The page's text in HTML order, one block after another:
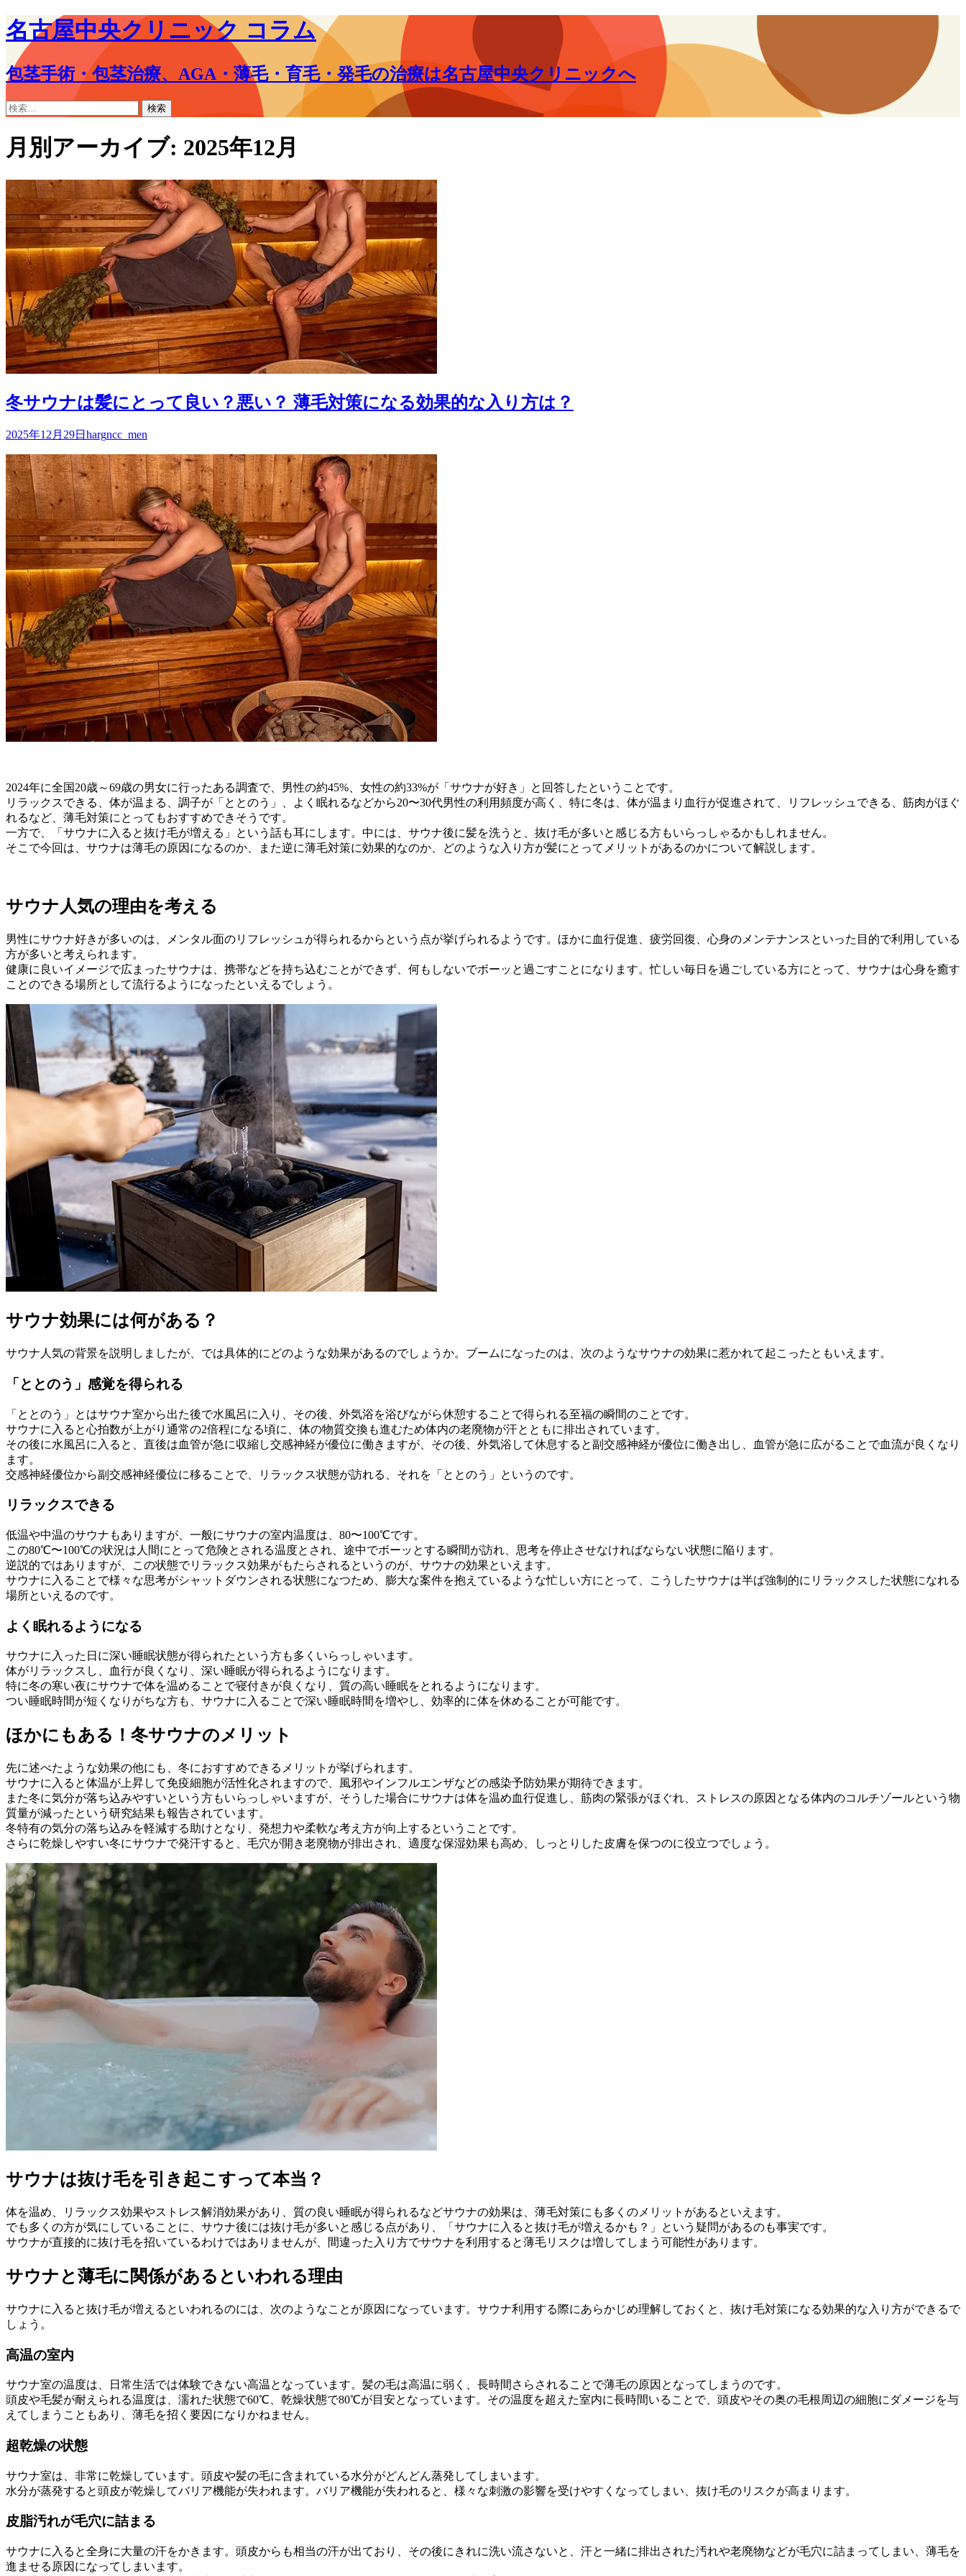
名古屋中央クリニック コラム
包茎手術・包茎治療、AGA・薄毛・育毛・発毛の治療は名古屋中央クリニックへ
コ
ン
テ
ン
へ
ス
キ
ッ
プ
検
索:
月別アーカイブ: 2025年12月
冬サウナは髪にとって良い？悪い？ 薄毛対策になる効果的な入り方は？
2025年12月29日 hargncc_men
2024年に全国20歳～69歳の男女に行ったある調査で、男性の約45%、女性の約33%が「サウナが好き」と回答したということです。
リラックスできる、体が温まる、調子が「ととのう」、よく眠れるなどから20〜30代男性の利用頻度が高く、特に冬は、体が温まり血行が促進されて、リフレッシュできる、筋肉がほぐ
れるなど、薄毛対策にとってもおすすめできそうです。
一方で、「サウナに入ると抜け毛が増える」という話も耳にします。中には、サウナ後に髪を洗うと、抜け毛が多いと感じる方もいらっしゃるかもしれません。
そこで今回は、サウナは薄毛の原因になるのか、また逆に薄毛対策に効果的なのか、どのような入り方が髪にとってメリットがあるのかについて解説します。
サウナ人気の理由を考える
男性にサウナ好きが多いのは、メンタル面のリフレッシュが得られるからという点が挙げられるようです。ほかに血行促進、疲労回復、心身のメンテナンスといった目的で利用している
方が多いと考えられます。
健康に良いイメージで広まったサウナは、携帯などを持ち込むことができず、何もしないでボーッと過ごすことになります。忙しい毎日を過ごしている方にとって、サウナは心身を癒す
ことのできる場所として流行るようになったといえるでしょう。
サウナ効果には何がある？
サウナ人気の背景を説明しましたが、では具体的にどのような効果があるのでしょうか。ブームになったのは、次のようなサウナの効果に惹かれて起こったともいえます。
「ととのう」感覚を得られる
「ととのう」とはサウナ室から出た後で水風呂に入り、その後、外気浴を浴びながら休憩することで得られる至福の瞬間のことです。
サウナに入ると心拍数が上がり通常の2倍程になる頃に、体の物質交換も進むため体内の老廃物が汗とともに排出されています。
その後に水風呂に入ると、直後は血管が急に収縮し交感神経が優位に働きますが、その後、外気浴して休息すると副交感神経が優位に働き出し、血管が急に広がることで血流が良くなり
ます。
交感神経優位から副交感神経優位に移ることで、リラックス状態が訪れる、それを「ととのう」というのです。
リラックスできる
低温や中温のサウナもありますが、一般にサウナの室内温度は、80〜100℃です。
この80℃〜100℃の状況は人間にとって危険とされる温度とされ、途中でボーッとする瞬間が訪れ、思考を停止させなければならない状態に陥ります。
逆説的ではありますが、この状態でリラックス効果がもたらされるというのが、サウナの効果といえます。
サウナに入ることで様々な思考がシャットダウンされる状態になつため、膨大な案件を抱えているような忙しい方にとって、こうしたサウナは半ば強制的にリラックスした状態になれる
場所といえるのです。
よく眠れるようになる
サウナに入った日に深い睡眠状態が得られたという方も多くいらっしゃいます。
体がリラックスし、血行が良くなり、深い睡眠が得られるようになります。
特に冬の寒い夜にサウナで体を温めることで寝付きが良くなり、質の高い睡眠をとれるようになります。
つい睡眠時間が短くなりがちな方も、サウナに入ることで深い睡眠時間を増やし、効率的に体を休めることが可能です。
ほかにもある！冬サウナのメリット
先に述べたような効果の他にも、冬におすすめできるメリットが挙げられます。
サウナに入ると体温が上昇して免疫細胞が活性化されますので、風邪やインフルエンザなどの感染予防効果が期待できます。
また冬に気分が落ち込みやすいという方もいらっしゃいますが、そうした場合にサウナは体を温め血行促進し、筋肉の緊張がほぐれ、ストレスの原因となる体内のコルチゾールという物
質量が減ったという研究結果も報告されています。
冬特有の気分の落ち込みを軽減する助けとなり、発想力や柔軟な考え方が向上するということです。
さらに乾燥しやすい冬にサウナで発汗すると、毛穴が開き老廃物が排出され、適度な保湿効果も高め、しっとりした皮膚を保つのに役立つでしょう。
サウナは抜け毛を引き起こすって本当？
体を温め、リラックス効果やストレス解消効果があり、質の良い睡眠が得られるなどサウナの効果は、薄毛対策にも多くのメリットがあるといえます。
でも多くの方が気にしていることに、サウナ後には抜け毛が多いと感じる点があり、「サウナに入ると抜け毛が増えるかも？」という疑問があるのも事実です。
サウナが直接的に抜け毛を招いているわけではありませんが、間違った入り方でサウナを利用すると薄毛リスクは増してしまう可能性があります。
サウナと薄毛に関係があるといわれる理由
サウナに入ると抜け毛が増えるといわれるのには、次のようなことが原因になっています。サウナ利用する際にあらかじめ理解しておくと、抜け毛対策になる効果的な入り方ができるで
しょう。
高温の室内
サウナ室の温度は、日常生活では体験できない高温となっています。髪の毛は高温に弱く、長時間さらされることで薄毛の原因となってしまうのです。
頭皮や毛髪が耐えられる温度は、濡れた状態で60℃、乾燥状態で80℃が目安となっています。その温度を超えた室内に長時間いることで、頭皮やその奥の毛根周辺の細胞にダメージを与
えてしまうこともあり、薄毛を招く要因になりかねません。
超乾燥の状態
サウナ室は、非常に乾燥しています。頭皮や髪の毛に含まれている水分がどんどん蒸発してしまいます。
水分が蒸発すると頭皮が乾燥してバリア機能が失われます。バリア機能が失われると、様々な刺激の影響を受けやすくなってしまい、抜け毛のリスクが高まります。
皮脂汚れが毛穴に詰まる
サウナに入ると全身に大量の汗をかきます。頭皮からも相当の汗が出ており、その後にきれに洗い流さないと、汗と一緒に排出された汚れや老廃物などが毛穴に詰まってしまい、薄毛を
進ませる原因になってしまいます。